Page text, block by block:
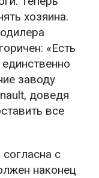
хозяина.
«Есть
заводу
доведя
все
с
наконец